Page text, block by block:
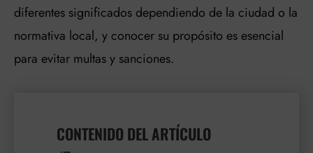
diferentes significados dependiendo de la ciudad o la
normativa local, y conocer su propósito es esencial
para evitar multas y sanciones.
CONTENIDO DEL ARTÍCULO